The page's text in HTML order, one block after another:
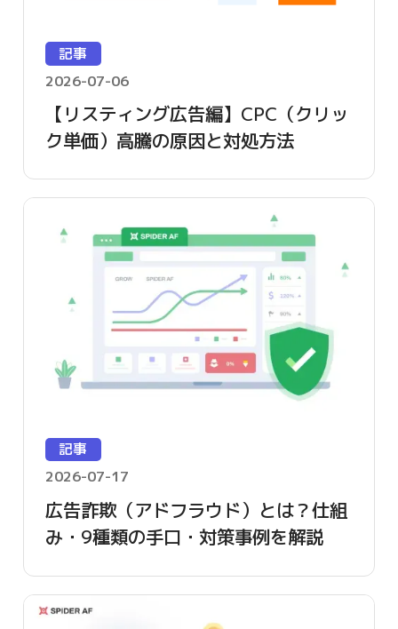
記事
2026-07-06
【リスティング広告編】CPC（クリッ
ク単価）高騰の原因と対処方法
記事
2026-07-17
広告詐欺（アドフラウド）とは？仕組
み・9種類の手口・対策事例を解説